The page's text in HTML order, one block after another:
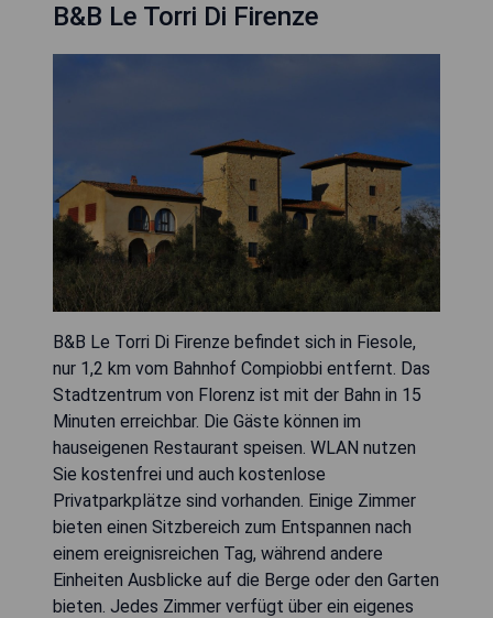
B&B Le Torri Di Firenze
B&B Le Torri Di Firenze befindet sich in Fiesole,
nur 1,2 km vom Bahnhof Compiobbi entfernt. Das
Stadtzentrum von Florenz ist mit der Bahn in 15
Minuten erreichbar. Die Gäste können im
hauseigenen Restaurant speisen. WLAN nutzen
Sie kostenfrei und auch kostenlose
Privatparkplätze sind vorhanden. Einige Zimmer
bieten einen Sitzbereich zum Entspannen nach
einem ereignisreichen Tag, während andere
Einheiten Ausblicke auf die Berge oder den Garten
bieten. Jedes Zimmer verfügt über ein eigenes